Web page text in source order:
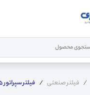
فیلتر صنعتی فيلتر سپراتور P175 موریس پارکر MBBP175